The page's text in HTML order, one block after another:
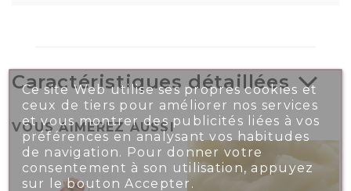
Caractéristiques détaillées
VOUS AIMEREZ AUSSI
Ce site Web utilise ses propres cookies et
ceux de tiers pour améliorer nos services
et vous montrer des publicités liées à vos
préférences en analysant vos habitudes
de navigation. Pour donner votre
consentement à son utilisation, appuyez
sur le bouton Accepter.